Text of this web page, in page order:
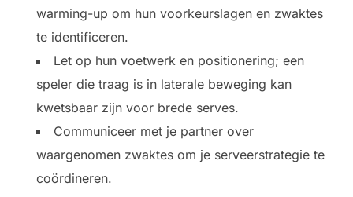
warming-up om hun voorkeurslagen en zwaktes
te identificeren.
Let op hun voetwerk en positionering; een
speler die traag is in laterale beweging kan
kwetsbaar zijn voor brede serves.
Communiceer met je partner over
waargenomen zwaktes om je serveerstrategie te
coördineren.